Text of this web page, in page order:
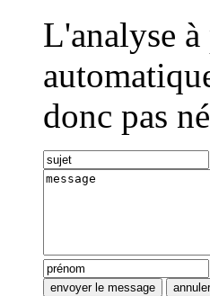
L'analyse à
donc pas